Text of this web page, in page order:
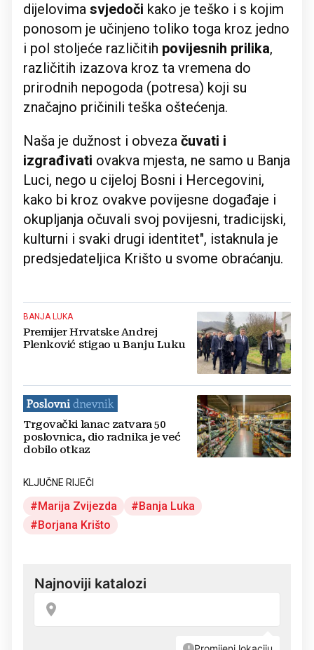
dijelovima svjedoči kako je teško i s kojim
ponosom je učinjeno toliko toga kroz jedno
i pol stoljeće različitih povijesnih prilika,
različitih izazova kroz ta vremena do
prirodnih nepogoda (potresa) koji su
značajno pričinili teška oštećenja.
Naša je dužnost i obveza čuvati i
izgrađivati ovakva mjesta, ne samo u Banja
Luci, nego u cijeloj Bosni i Hercegovini,
kako bi kroz ovakve povijesne događaje i
okupljanja očuvali svoj povijesni, tradicijski,
kulturni i svaki drugi identitet", istaknula je
predsjedateljica Krišto u svome obraćanju.
BANJA LUKA
Premijer Hrvatske Andrej
Plenković stigao u Banju Luku
Trgovački lanac zatvara 50
poslovnica, dio radnika je već
dobilo otkaz
KLJUČNE RIJEČI
Marija Zvijezda
Banja Luka
Borjana Krišto